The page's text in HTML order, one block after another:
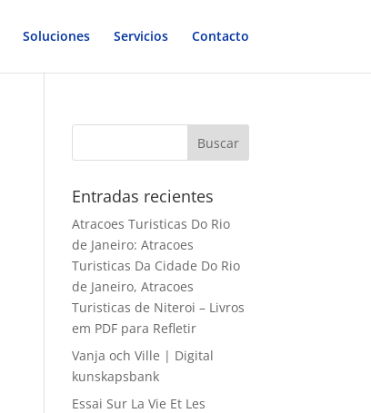
Soluciones Servicios Contacto
Entradas recientes
Atracoes Turisticas Do Rio
de Janeiro: Atracoes
Turisticas Da Cidade Do Rio
de Janeiro, Atracoes
Turisticas de Niteroi – Livros
em PDF para Refletir
Vanja och Ville | Digital
kunskapsbank
Essai Sur La Vie Et Les